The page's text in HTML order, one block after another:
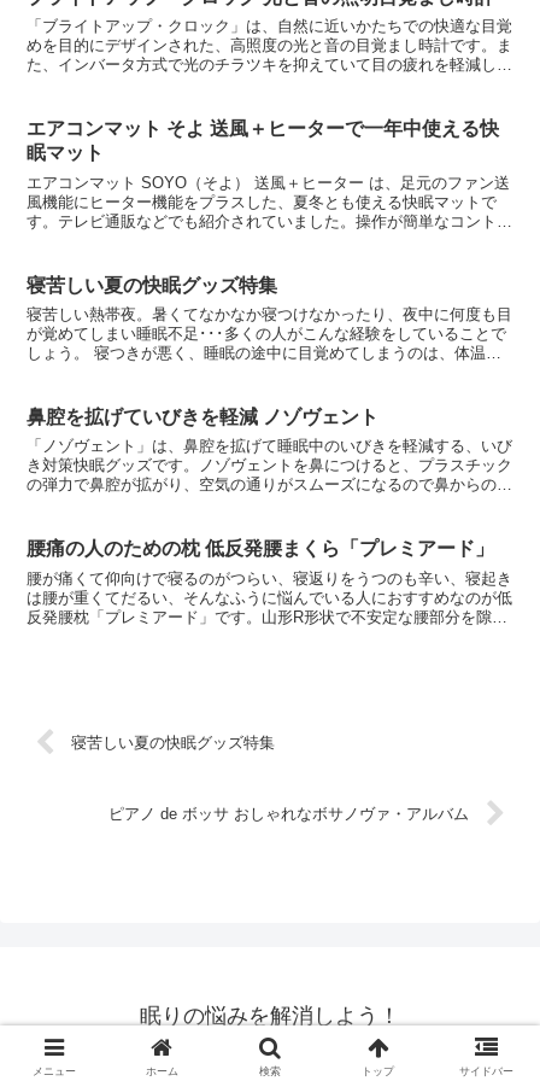
「ブライトアップ・クロック」は、自然に近いかたちでの快適な目覚
めを目的にデザインされた、高照度の光と音の目覚まし時計です。ま
た、インバータ方式で光のチラツキを抑えていて目の疲れを軽減して
エアコンマット そよ 送風＋ヒーターで一年中使える快
眠マット
エアコンマット SOYO（そよ） 送風＋ヒーター は、足元のファン送
風機能にヒーター機能をプラスした、夏冬とも使える快眠マットで
す。テレビ通販などでも紹介されていました。操作が簡単なコントロ
寝苦しい夏の快眠グッズ特集
寝苦しい熱帯夜。暑くてなかなか寝つけなかったり、夜中に何度も目
が覚めてしまい睡眠不足･･･多くの人がこんな経験をしていることで
しょう。 寝つきが悪く、睡眠の途中に目覚めてしまうのは、体温も
鼻腔を拡げていびきを軽減 ノゾヴェント
「ノゾヴェント」は、鼻腔を拡げて睡眠中のいびきを軽減する、いび
き対策快眠グッズです。ノゾヴェントを鼻につけると、プラスチック
の弾力で鼻腔が拡がり、空気の通りがスムーズになるので鼻からの呼
腰痛の人のための枕 低反発腰まくら「プレミアード」
腰が痛くて仰向けで寝るのがつらい、寝返りをうつのも辛い、寝起き
は腰が重くてだるい、そんなふうに悩んでいる人におすすめなのが低
反発腰枕「プレミアード」です。山形R形状で不安定な腰部分を隙間
寝苦しい夏の快眠グッズ特集
ピアノ de ボッサ おしゃれなボサノヴァ・アルバム
眠りの悩みを解消しよう！
© 2009 眠りの悩みを解消しよう！.
メニュー ホーム 検索 トップ サイドバー